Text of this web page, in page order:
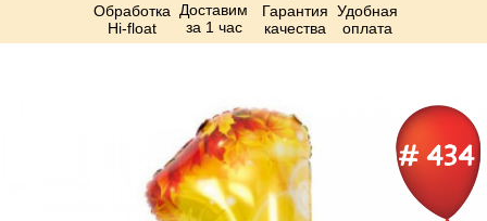
Обработка
Hi-float
Доставим
за 1 час
Гарантия
качества
Удобная
оплата